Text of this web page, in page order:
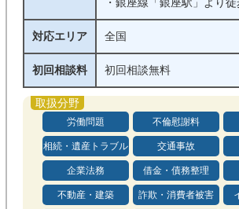
対応エリア 全国
初回相談料 初回相談無料
労働問題 不倫慰謝料
相続・遺産トラブル 交通事故
企業法務 借金・債務整理
不動産・建築 詐欺・消費者被害